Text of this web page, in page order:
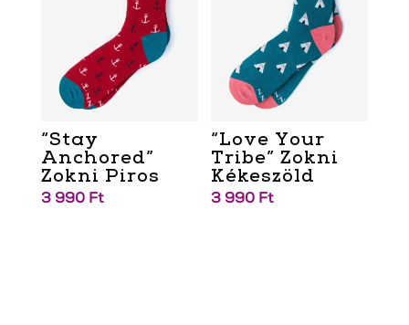
“Stay
Anchored”
Zokni Piros
3 990 Ft
“Love Your
Tribe” Zokni
Kékeszöld
3 990 Ft